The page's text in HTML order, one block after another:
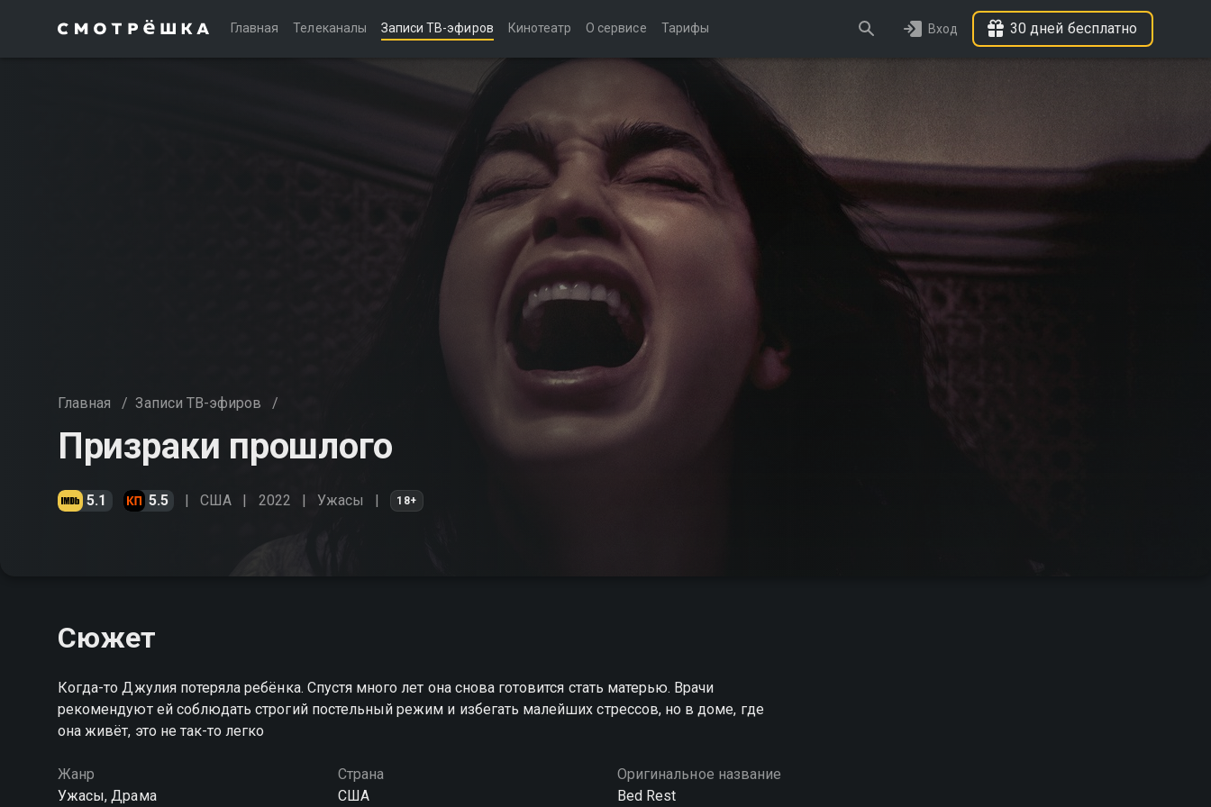
Главная Телеканалы Записи ТВ-эфиров Кинотеатр О сервисе Тарифы Вход 30 дней бесплатно
Главная / Записи ТВ-эфиров /
Призраки прошлого
5.1 5.5 США 2022 Ужасы 18+
Сюжет
Когда-то Джулия потеряла ребёнка. Спустя много лет она снова готовится стать матерью. Врачи
рекомендуют ей соблюдать строгий постельный режим и избегать малейших стрессов, но в доме, где
она живёт, это не так-то легко
Жанр
Ужасы, Драма
Страна
США
Оригинальное название
Bed Rest